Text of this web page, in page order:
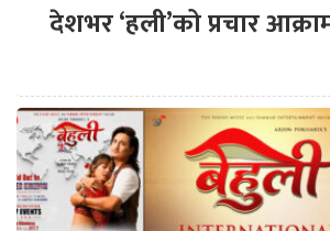
देशभर ‘हली’को प्रचार